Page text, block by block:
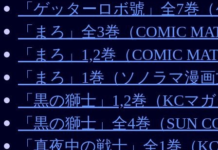
「ゲッターロボ號」全7巻
「まろ」全3巻（COMIC
「まろ」1,2巻（COMIC
「まろ」1巻（ソノラマ漫
「黒の獅士」1,2巻（KCマ
「黒の獅士」全4巻（SUN
「真夜中の戦士」全1巻（